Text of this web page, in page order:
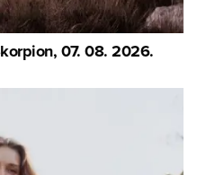
07. 08. 2026.